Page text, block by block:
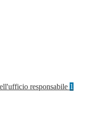
responsabile 1